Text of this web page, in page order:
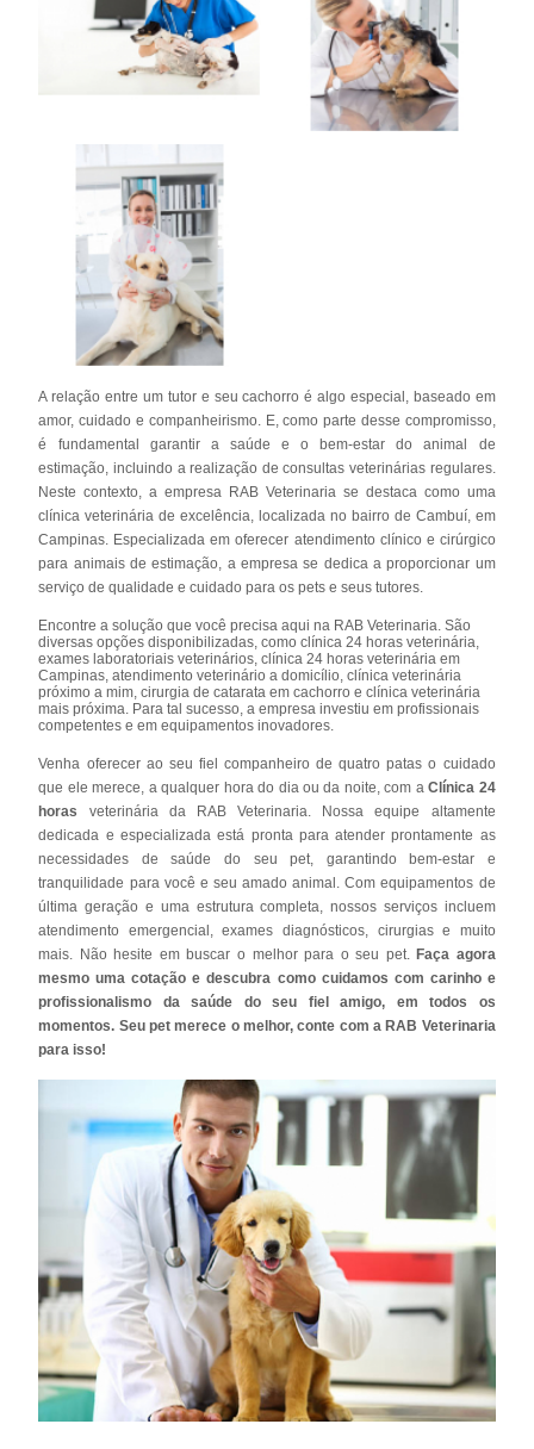
A relação entre um tutor e seu cachorro é algo especial, baseado em
amor, cuidado e companheirismo. E, como parte desse compromisso,
é fundamental garantir a saúde e o bem-estar do animal de
estimação, incluindo a realização de consultas veterinárias regulares.
Neste contexto, a empresa RAB Veterinaria se destaca como uma
clínica veterinária de excelência, localizada no bairro de Cambuí, em
Campinas. Especializada em oferecer atendimento clínico e cirúrgico
para animais de estimação, a empresa se dedica a proporcionar um
serviço de qualidade e cuidado para os pets e seus tutores.
Encontre a solução que você precisa aqui na RAB Veterinaria. São
diversas opções disponibilizadas, como clínica 24 horas veterinária,
exames laboratoriais veterinários, clínica 24 horas veterinária em
Campinas, atendimento veterinário a domicílio, clínica veterinária
próximo a mim, cirurgia de catarata em cachorro e clínica veterinária
mais próxima. Para tal sucesso, a empresa investiu em profissionais
competentes e em equipamentos inovadores.
Venha oferecer ao seu fiel companheiro de quatro patas o cuidado
que ele merece, a qualquer hora do dia ou da noite, com aClínica 24
horas
veterinária da RAB Veterinaria. Nossa equipe altamente
dedicada e especializada está pronta para atender prontamente as
necessidades de saúde do seu pet, garantindo bem-estar e
tranquilidade para você e seu amado animal. Com equipamentos de
última geração e uma estrutura completa, nossos serviços incluem
atendimento emergencial, exames diagnósticos, cirurgias e muito
mais. Não hesite em buscar o melhor para o seu pet.Faça agora
mesmo uma cotação e descubra como cuidamos com carinho e
profissionalismo da saúde do seu fiel amigo, em todos os
momentos. Seu pet merece o melhor, conte com a RAB Veterinaria
para isso!